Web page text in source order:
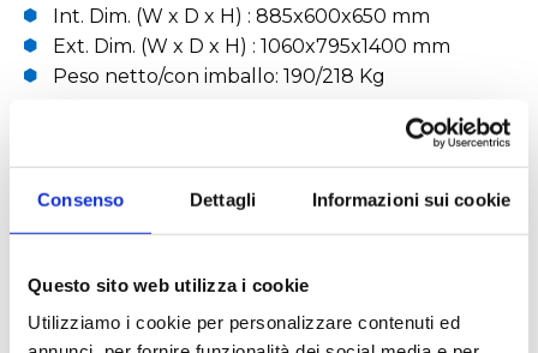
Consenso Dettagli Informazioni sui cookie
Questo sito web utilizza i cookie
Utilizziamo i cookie per personalizzare contenuti ed
Int. Dim. (W x D x H) : 885x600x650 mm
Ext. Dim. (W x D x H) : 1060x795x1400 mm
Peso netto/con imballo: 190/218 Kg
SPECIFICHE MN120